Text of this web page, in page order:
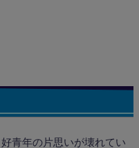
好青年の片思いが壊れてい